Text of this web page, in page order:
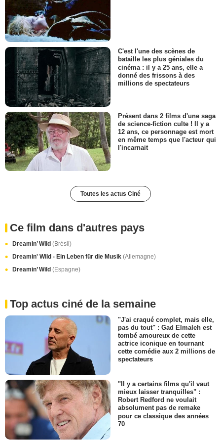
C'est l'une des scènes de
bataille les plus géniales du
cinéma : il y a 25 ans, elle a
donné des frissons à des
millions de spectateurs
Présent dans 2 films d'une saga
de science-fiction culte ! Il y a
12 ans, ce personnage est mort
en même temps que l'acteur qui
l'incarnait
Toutes les actus Ciné
Ce film dans d'autres pays
Dreamin’ Wild (Brésil)
Dreamin' Wild - Ein Leben für die Musik (Allemagne)
Dreamin’ Wild (Espagne)
Top actus ciné de la semaine
"J'ai craqué complet, mais elle,
pas du tout" : Gad Elmaleh est
tombé amoureux de cette
actrice iconique en tournant
cette comédie aux 2 millions de
spectateurs
"Il y a certains films qu'il vaut
mieux laisser tranquilles" :
Robert Redford ne voulait
absolument pas de remake
pour ce classique des années
70